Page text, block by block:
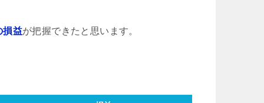
損益が把握できたと思います。